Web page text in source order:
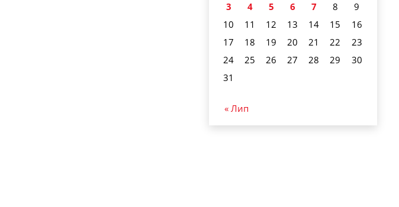
3
4 5 6 7 8
9
10
11 12 13 14 15
16
17
18 19 20 21 22
23
24
25 26 27 28 29
30
31
« Лип